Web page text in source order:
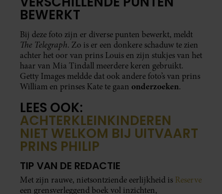
BEWERKT
Bij deze foto zijn er diverse punten bewerkt, meldt
The Telegraph. Zo is er een donkere schaduw te zien
achter het oor van prins Louis en zijn stukjes van het
haar van Mia Tindall meerdere keren gebruikt.
Getty Images meldde dat ook andere foto’s van prins
William en prinses Kate te gaan onderzoeken.
LEES OOK:
ACHTERKLEINKINDEREN
NIET WELKOM BIJ UITVAART
PRINS PHILIP
TIP VAN DE REDACTIE
Met zijn rauwe, nietsontziende eerlijkheid is Reserve
een grensverleggend boek vol inzichten,